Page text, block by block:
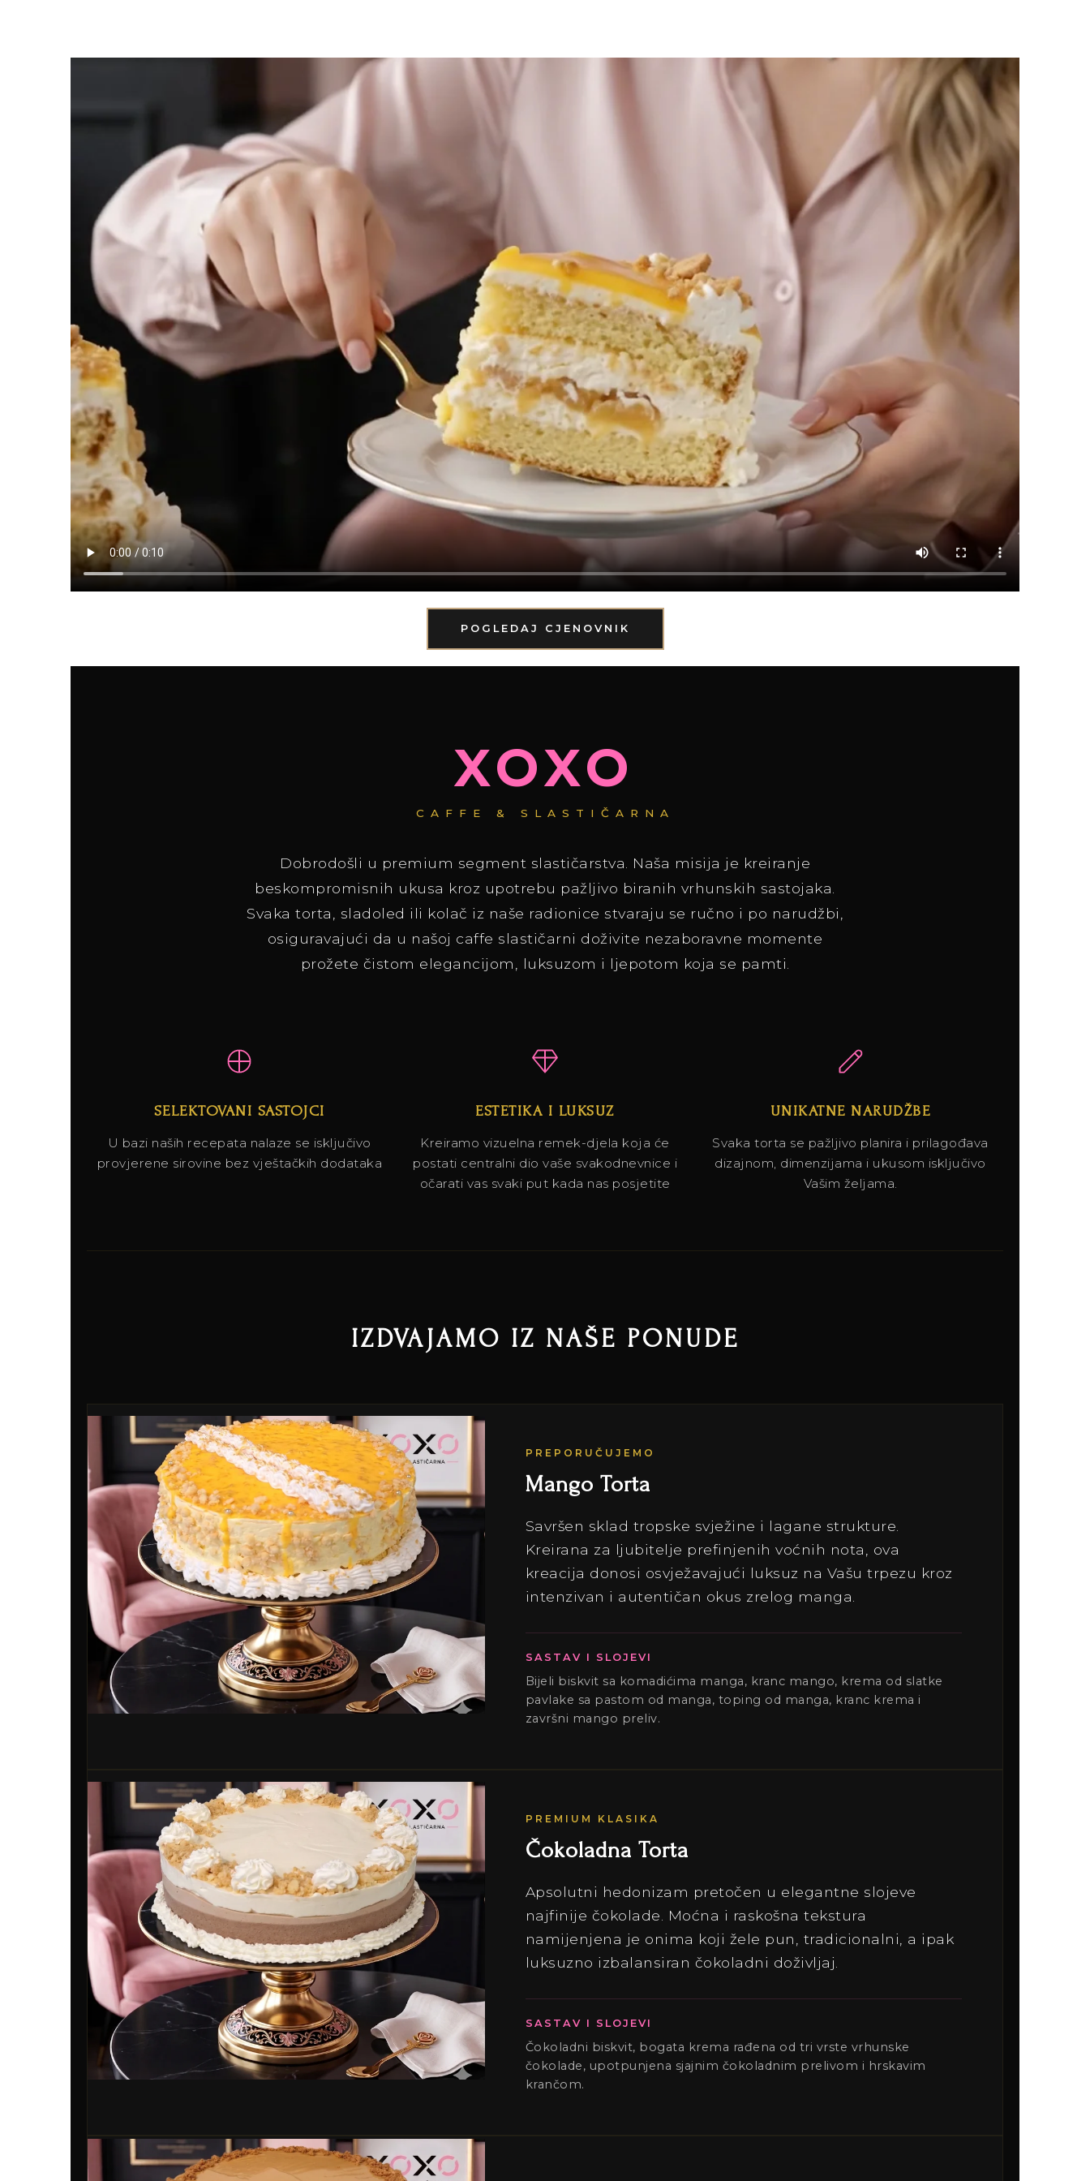
POGLEDAJ CJENOVNIK
XOXO
CAFFE & SLASTIČARNA
Dobrodošli u premium segment slastičarstva. Naša misija je kreiranje
beskompromisnih ukusa kroz upotrebu pažljivo biranih vrhunskih sastojaka.
Svaka torta, sladoled ili kolač iz naše radionice stvaraju se ručno i po narudžbi,
osiguravajući da u našoj caffe slastičarni doživite nezaboravne momente
prožete čistom elegancijom, luksuzom i ljepotom koja se pamti.
SELEKTOVANI SASTOJCI
U bazi naših recepata nalaze se isključivo
provjerene sirovine bez vještačkih dodataka
ESTETIKA I LUKSUZ
Kreiramo vizuelna remek-djela koja će
postati centralni dio vaše svakodnevnice i
očarati vas svaki put kada nas posjetite
UNIKATNE NARUDŽBE
Svaka torta se pažljivo planira i prilagođava
dizajnom, dimenzijama i ukusom isključivo
Vašim željama.
IZDVAJAMO IZ NAŠE PONUDE
PREPORUČUJEMO
Mango Torta
Savršen sklad tropske svježine i lagane strukture.
Kreirana za ljubitelje prefinjenih voćnih nota, ova
kreacija donosi osvježavajući luksuz na Vašu trpezu kroz
intenzivan i autentičan okus zrelog manga.
SASTAV I SLOJEVI
Bijeli biskvit sa komadićima manga, kranc mango, krema od slatke
pavlake sa pastom od manga, toping od manga, kranc krema i
završni mango preliv.
PREMIUM KLASIKA
Čokoladna Torta
Apsolutni hedonizam pretočen u elegantne slojeve
najfinije čokolade. Moćna i raskošna tekstura
namijenjena je onima koji žele pun, tradicionalni, a ipak
luksuzno izbalansiran čokoladni doživljaj.
SASTAV I SLOJEVI
Čokoladni biskvit, bogata krema rađena od tri vrste vrhunske
čokolade, upotpunjena sjajnim čokoladnim prelivom i hrskavim
krančom.